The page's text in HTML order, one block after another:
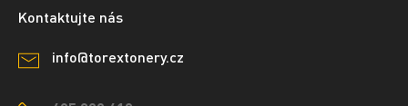
Kontaktujte nás
info@torextonery.cz